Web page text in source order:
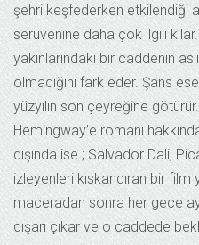
şehri keşfederken etkilendiği
serüvenine daha çok ilgili
yakınlarındaki bir caddenin
olmadığını fark eder. Şans
yüzyılın son çeyreğine
Hemingway’e romanı
dışında ise ; Salvador Dali,
izleyenleri kıskandıran bir film
maceradan sonra her gece
dışarı çıkar ve o caddede